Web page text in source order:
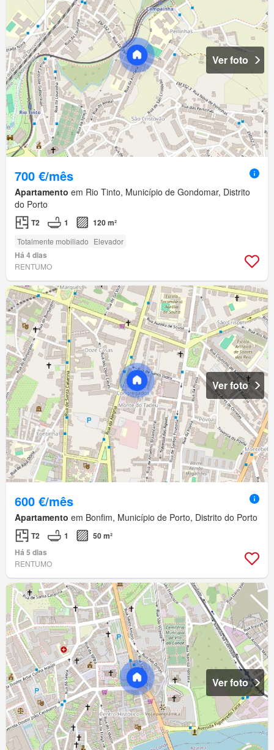
Ver foto
700 €/mês
Apartamento em Rio Tinto, Município de Gondomar, Distrito
do Porto
T2 1 120 m²
Totalmente mobiliado Elevador
Há 4 dias
RENTUMO
Ver foto
600 €/mês
Apartamento em Bonfim, Município de Porto, Distrito do Porto
T2 1
50 m²
Há 5 dias
RENTUMO
Ver foto